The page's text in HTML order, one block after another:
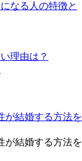
なる人の特徴と
理由は？
が結婚する方法を
が結婚する方法を